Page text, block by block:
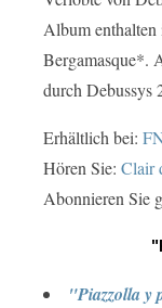
Album enthalten
Bergamasque*.
durch
Erhältlich bei:
Hören Sie: Clair
Abonnieren Sie
"Piazzolla y